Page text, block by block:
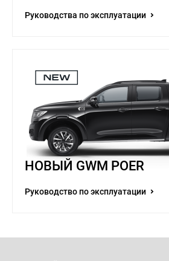
Руководства по эксплуатации
НОВЫЙ GWM POER
Руководство по эксплуатации